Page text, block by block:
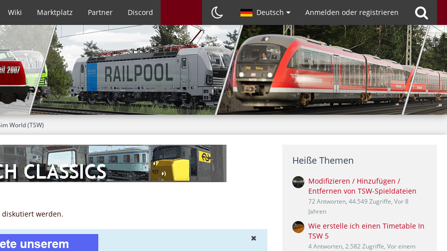
Wiki Marktplatz Partner Discord Deutsch Anmelden oder registrieren
World (TSW)
diskutiert werden.
Heiße Themen
Modifizieren / Hinzufügen /
Entfernen von TSW-Spieldateien
72 Antworten, 44.549 Zugriffe, Vor 8
Jahren
Wie erstelle ich einen Timetable In
TSW 5
4 Antworten, 2.582 Zugriffe, Vor einem